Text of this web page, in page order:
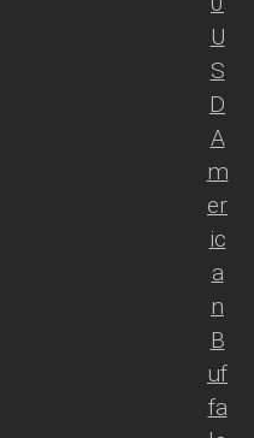
U
S
D
A
m
er
ic
a
n
B
uf
fa